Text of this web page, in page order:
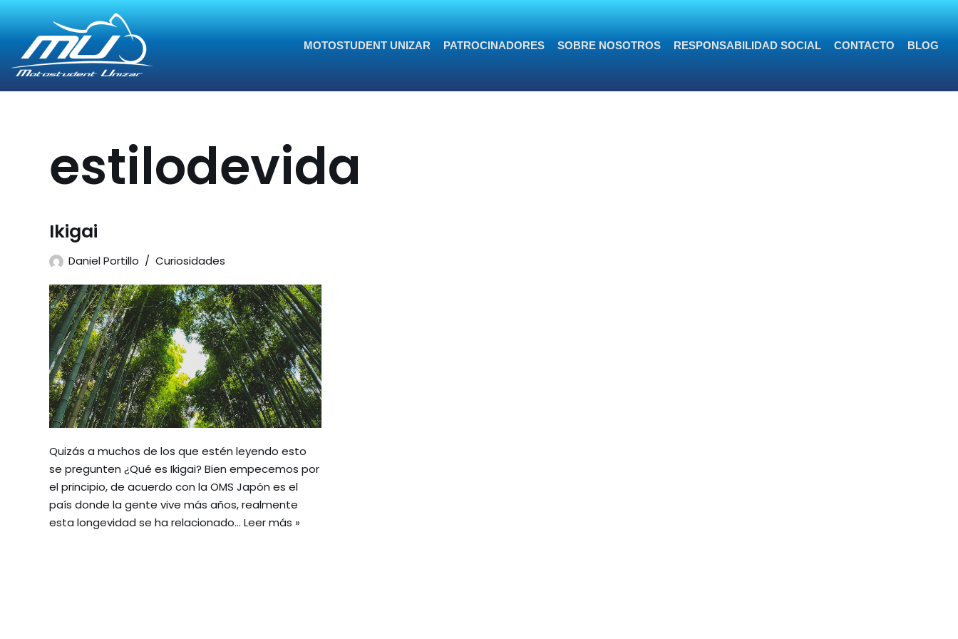
Saltar
al
contenido
MOTOSTUDENT UNIZAR PATROCINADORES SOBRE NOSOTROS RESPONSABILIDAD SOCIAL CONTACTO BLOG
estilodevida
Ikigai
Daniel Portillo Curiosidades
Quizás a muchos de los que estén leyendo esto
se pregunten ¿Qué es Ikigai? Bien empecemos por
el principio, de acuerdo con la OMS Japón es el
país donde la gente vive más años, realmente
esta longevidad se ha relacionado… Leer más »